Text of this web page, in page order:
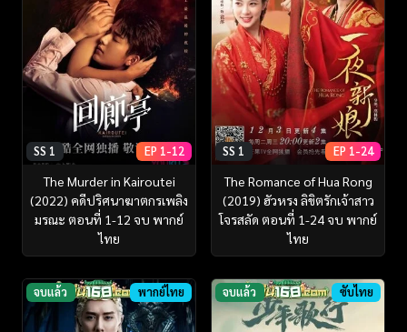
SS 1 EP 1-12
The Murder in Kairoutei
(2022) คดีปริศนาฆาตกรเพลิง
มรณะ ตอนที่ 1-12 จบ พากย์
ไทย
SS 1 EP 1-24
The Romance of Hua Rong
(2019) ฮัวหรง ลิขิตรักเจ้าสาว
โจรสลัด ตอนที่ 1-24 จบ พากย์
ไทย
จบแล้ว พากย์ไทย จบแล้ว ซับไทย